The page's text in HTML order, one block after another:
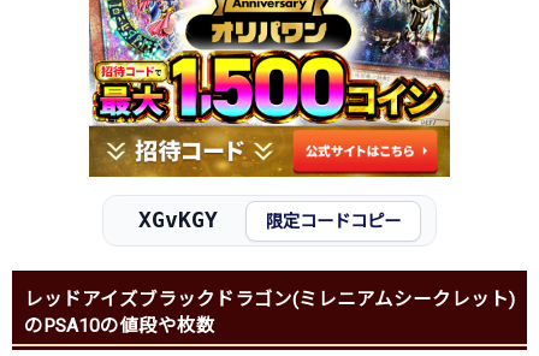
XGvKGY 限定コードコピー
レッドアイズブラックドラゴン(ミレニアムシークレット)
のPSA10の値段や枚数